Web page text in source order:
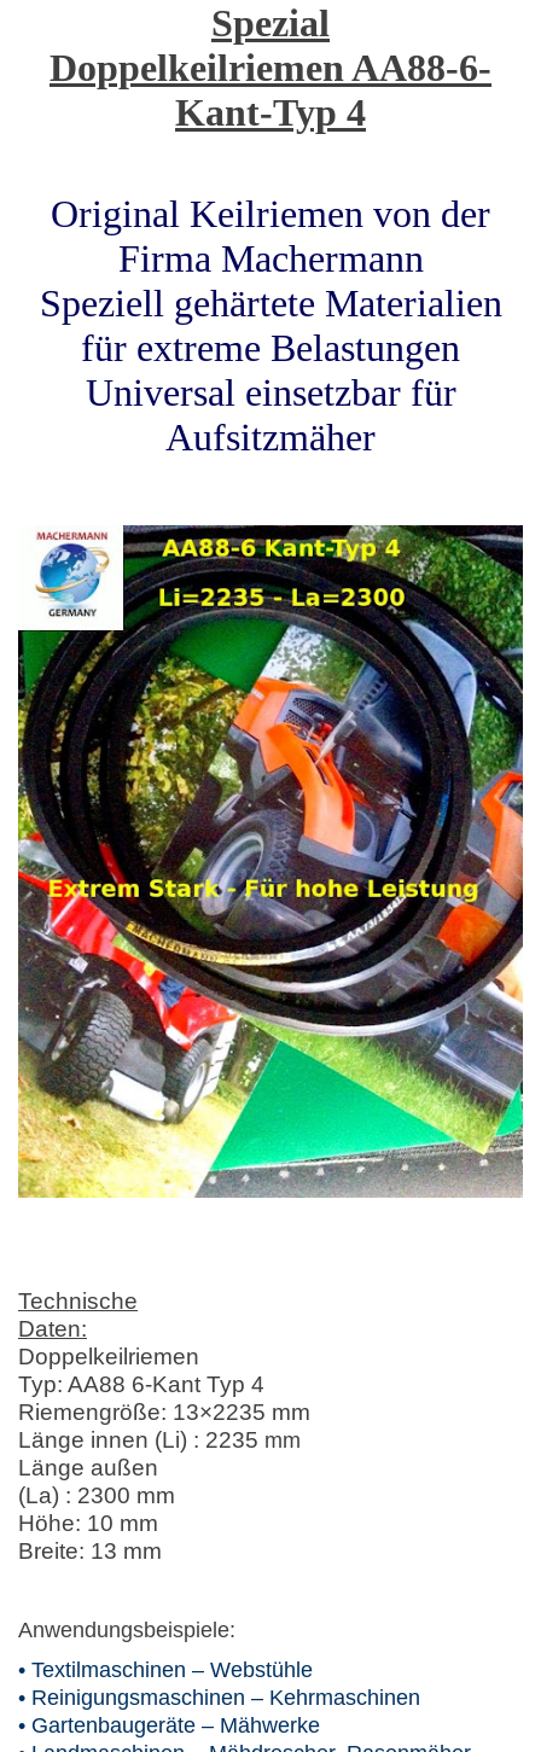
Spezial
Doppelkeilriemen AA88-6-
Kant-Typ 4
Original Keilriemen von der
Firma Machermann
Speziell gehärtete Materialien
für extreme Belastungen
Universal einsetzbar für
Aufsitzmäher
Technische
Daten:
Doppelkeilriemen
Typ: AA88 6-Kant Typ 4
Riemengröße: 13×2235 mm
Länge innen (Li) : 2235 mm
Länge außen
(La) : 2300 mm
Höhe: 10 mm
Breite: 13 mm
Anwendungsbeispiele:
• Textilmaschinen – Webstühle
• Reinigungsmaschinen – Kehrmaschinen
• Gartenbaugeräte – Mähwerke